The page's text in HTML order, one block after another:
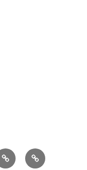
Blindschleiche.CH
RedSpade